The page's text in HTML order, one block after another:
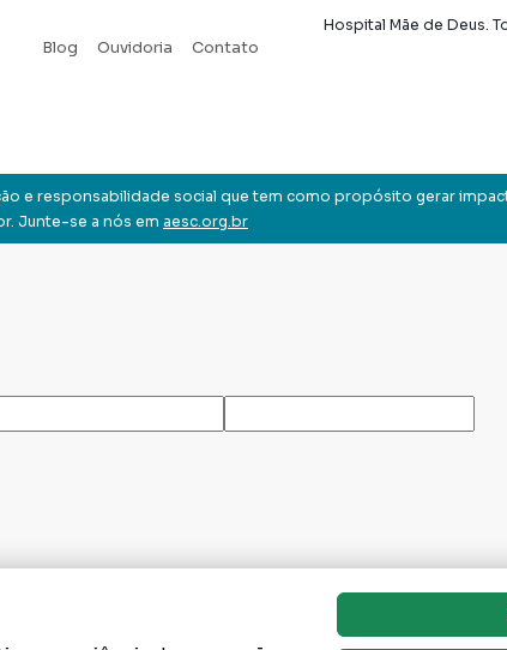
Blog Ouvidoria Contato
Hospital Mãe de Deus.
e responsabilidade social que tem como propósito gerar
Junte-se a nós em aesc.org.br